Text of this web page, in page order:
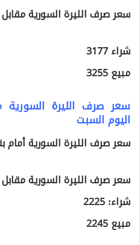
سعر صرف الليرة السورية مقابل
شراء 3177
مبيع 3255
سعر صرف الليرة
اليوم السبت
سعر صرف الليرة السورية
سعر صرف الليرة السورية مقابل
شراء: 2225
مبيع 2245